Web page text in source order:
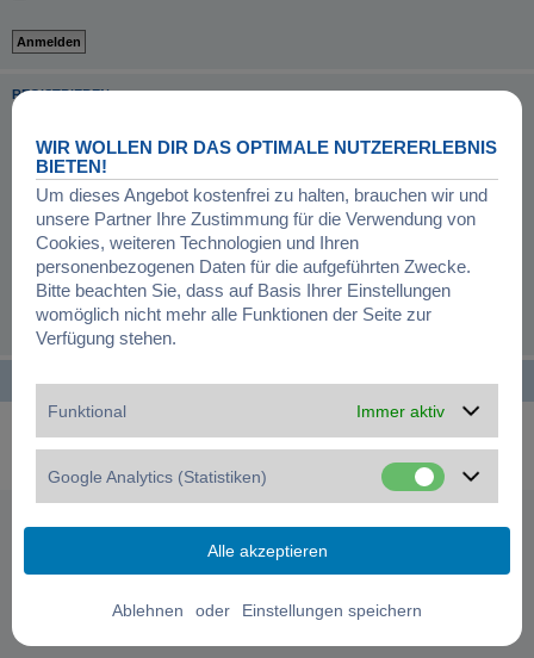
REGISTRIEREN
Registrierung ist in wenigen Augenblicken erledigt und ermöglicht dir, auf
weitere Funktionen zuzugreifen. Die Board-Administration kann registrierten
Benutzern auch zusätzliche Berechtigungen zuweisen. Beachte bitte unsere
Nutzungsbedingungen und die verwandten Regelungen, bevor du dich
registrierst. Bitte beachte auch die jeweiligen Forenregeln, wenn du dich in
diesem Board bewegst.
Nutzungsbedingungen|Datenschutzerklärung
Registrieren
Startseite Foren-Übersicht Alle Zeiten sindUTC+01:00
Cookies verwalten
WIR WOLLEN DIR DAS OPTIMALE NUTZERERLEBNIS
BIETEN!
Um dieses Angebot kostenfrei zu halten, brauchen wir und
unsere Partner Ihre Zustimmung für die Verwendung von
Cookies, weiteren Technologien und Ihren
personenbezogenen Daten für die aufgeführten Zwecke.
Bitte beachten Sie, dass auf Basis Ihrer Einstellungen
womöglich nicht mehr alle Funktionen der Seite zur
Verfügung stehen.
Funktional Immer aktiv
Google Analytics (Statistiken)
oder